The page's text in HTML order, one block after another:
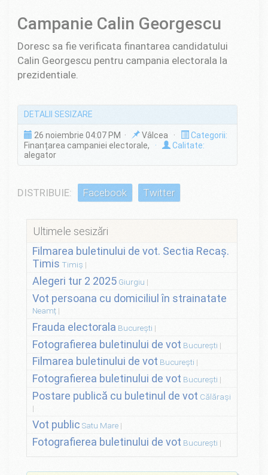
Campanie Calin Georgescu
Doresc sa fie verificata finantarea candidatului
Calin Georgescu pentru campania electorala la
prezidentiale.
DETALII SESIZARE
26 noiembrie 04:07 PM · Vâlcea ·
Categorii:
Finanțarea campaniei electorale,
·
Calitate:
alegator
DISTRIBUIE: Facebook Twitter
Ultimele sesizări
Filmarea buletinului de vot. Sectia Recaș.
Timis Timiș
Alegeri tur 2 2025 Giurgiu
Vot persoana cu domiciliul în strainatate
Neamț
Frauda electorala București
Fotografierea buletinului de vot București
Filmarea buletinului de vot București
Fotografierea buletinului de vot București
Postare publică cu buletinul de vot Călărași
Vot public Satu Mare
Fotografierea buletinului de vot București